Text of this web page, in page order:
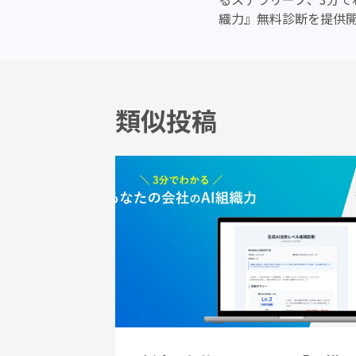
ナ
シ
ョ
ン
織力』無料診断を提供
類似投稿